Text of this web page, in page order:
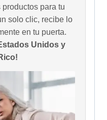
para tu
solo clic, recibe lo
en tu puerta.
Unidos y